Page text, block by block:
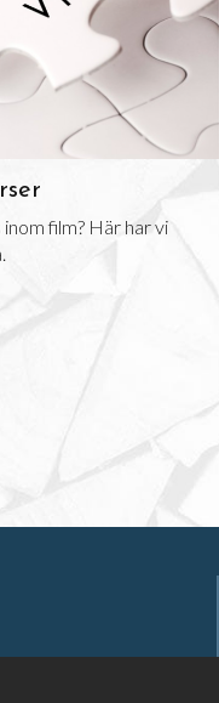
film? Här har vi